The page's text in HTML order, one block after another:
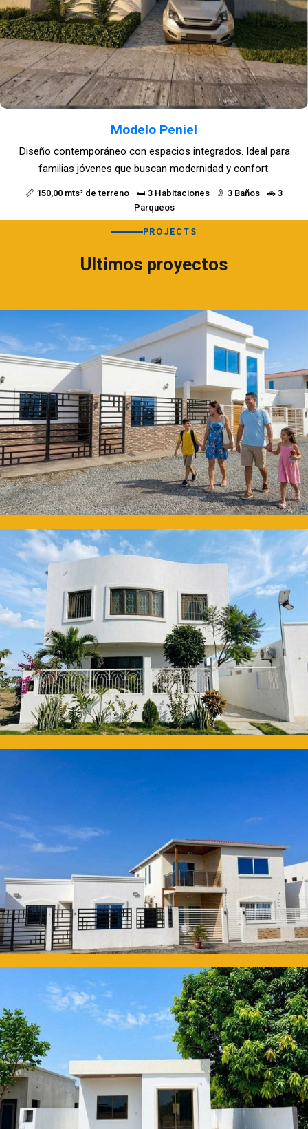
Modelo Peniel
📏 150,00 mts² de terreno · 🛏️ 3 Habitaciones · 🚿 3 Baños · 🚗 3
Parqueos
Diseño contemporáneo con espacios integrados. Ideal para
familias jóvenes que buscan modernidad y confort.
PROJECTS
Ultimos proyectos